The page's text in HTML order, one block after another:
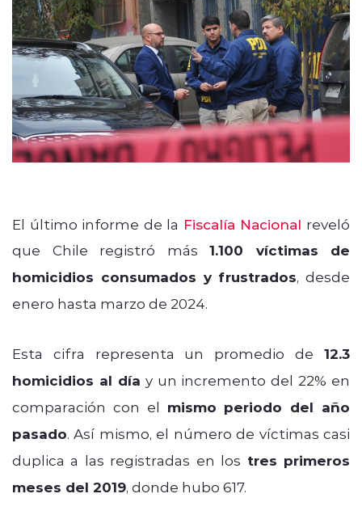
El último informe de la Fiscalía Nacional reveló
que Chile registró más 1.100 víctimas de
homicidios consumados y frustrados, desde
enero hasta marzo de 2024.
Esta cifra representa un promedio de 12.3
homicidios al día y un incremento del 22% en
comparación con el mismo periodo del año
pasado. Así mismo, el número de víctimas casi
duplica a las registradas en los tres primeros
meses del 2019, donde hubo 617.